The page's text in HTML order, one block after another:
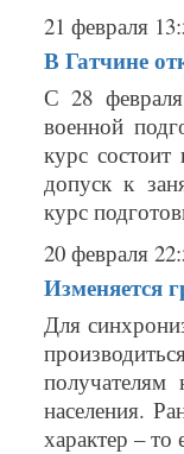
21 февраля
В Гатчине
С 28
военной
курс
допуск к
курс
20 февраля
Изменяется
Для
населения.
характер – то